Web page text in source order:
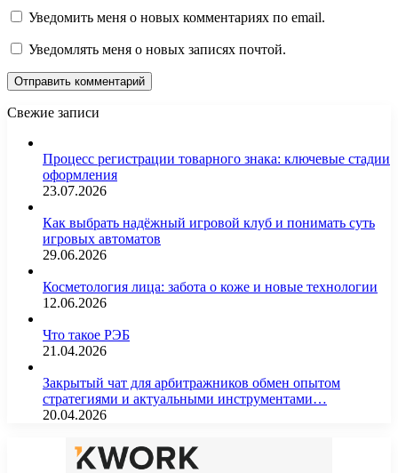
Уведомить меня о новых комментариях по email.
Уведомлять меня о новых записях почтой.
Свежие записи
Процесс регистрации товарного знака: ключевые стадии
оформления
23.07.2026
Как выбрать надёжный игровой клуб и понимать суть
игровых автоматов
29.06.2026
Косметология лица: забота о коже и новые технологии
12.06.2026
Что такое РЭБ
21.04.2026
Закрытый чат для арбитражников обмен опытом
стратегиями и актуальными инструментами…
20.04.2026